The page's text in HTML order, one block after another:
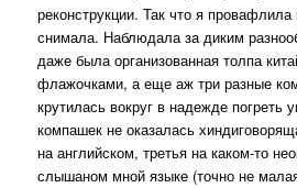
реконструкции. Так что я провафлила
снимала. Наблюдала за диким
даже была организованная толпа
флажочками, а еще аж три разные
крутилась вокруг в надежде погреть
компашек не оказалась
на английском, третья на каком-то
слышаном мной языке (точно не